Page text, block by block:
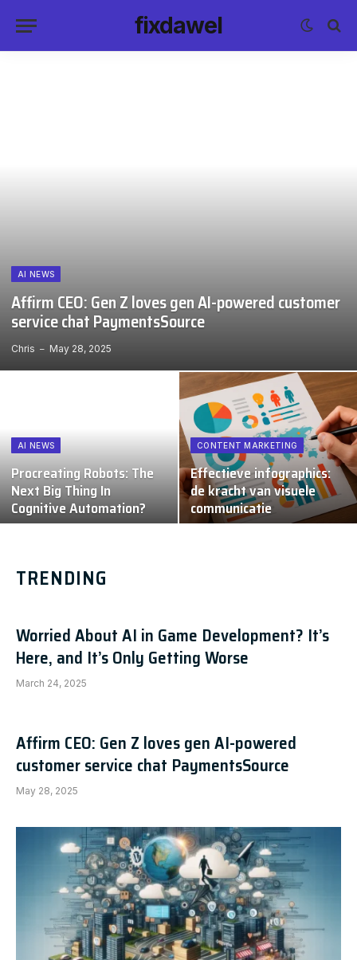
fixdawel
AI NEWS
Affirm CEO: Gen Z loves gen AI-powered customer
service chat PaymentsSource
Chris May 28, 2025
AI NEWS
Procreating Robots: The
Next Big Thing In
Cognitive Automation?
CONTENT MARKETING
Effectieve infographics:
de kracht van visuele
communicatie
TRENDING
Worried About AI in Game Development? It’s
Here, and It’s Only Getting Worse
March 24, 2025
Affirm CEO: Gen Z loves gen AI-powered
customer service chat PaymentsSource
May 28, 2025